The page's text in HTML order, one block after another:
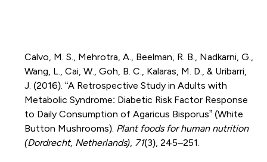
Calvo, M. S., Mehrotra, A., Beelman, R. B., Nadkarni, G.,
Wang, L., Cai, W., Goh, B. C., Kalaras , M. D., & Uribarri,
J. (2016). “A Retrospective Study in Adults with
Metabolic Syndrome: Diabetic Risk Factor Response
to Daily Consumption of Agaricus Bisporus”(White
Button Mushrooms). Plant foods for human nutrition
(Dordrecht, Netherlands), 71(3), 245–251.